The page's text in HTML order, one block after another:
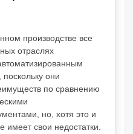
производстве все
отраслях
они
по сравнению
но, хотя это и
имеет свои недостатки.